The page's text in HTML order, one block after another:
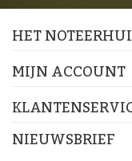
HET
MIJN ACCOUNT
NIEUWSBRIEF